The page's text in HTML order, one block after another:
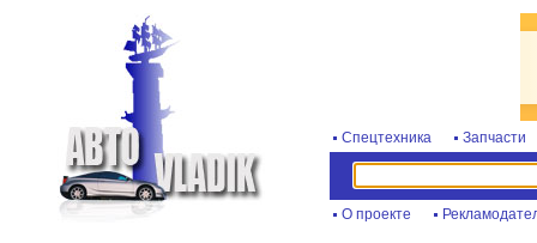
Спецтехника Запчасти
О проекте